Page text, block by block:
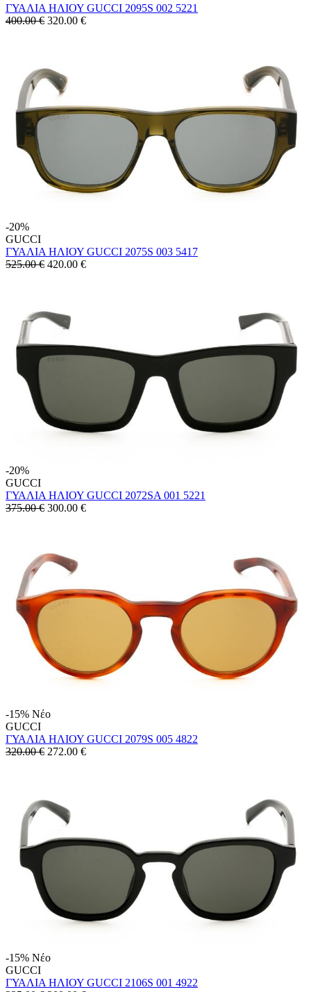
ΓΥΑΛΙΑ ΗΛΙΟΥ GUCCI 2095S 002 5221
400.00 € 320.00 €
-20%
GUCCI
ΓΥΑΛΙΑ ΗΛΙΟΥ GUCCI 2075S 003 5417
525.00 € 420.00 €
-20%
GUCCI
ΓΥΑΛΙΑ ΗΛΙΟΥ GUCCI 2072SA 001 5221
375.00 € 300.00 €
-15% Νέο
GUCCI
ΓΥΑΛΙΑ ΗΛΙΟΥ GUCCI 2079S 005 4822
320.00 € 272.00 €
-15% Νέο
GUCCI
ΓΥΑΛΙΑ ΗΛΙΟΥ GUCCI 2106S 001 4922